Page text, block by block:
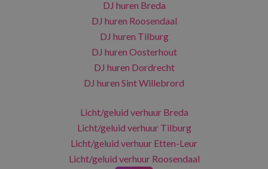
DJ huren Breda
DJ huren Roosendaal
DJ huren Tilburg
DJ huren Oosterhout
DJ huren Dordrecht
DJ huren Sint Willebrord
Licht/geluid verhuur Breda
Licht/geluid verhuur Tilburg
Licht/geluid verhuur Etten-Leur
Licht/geluid verhuur Roosendaal